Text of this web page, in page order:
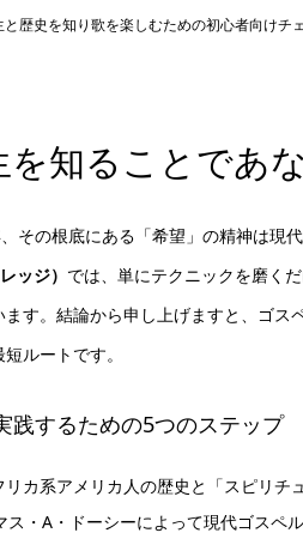
歴史を知り歌を楽しむための初心者向けチ
を知ることであ
その根底にある「希望」の精神は現
ッジ） では、単にテクニックを磨く
す。結論から申し上げますと、ゴ
ルートです。
践するための5つのステップ
カ系アメリカ人の歴史と「スピリチ
ス・A・ドーシーによって現代ゴスペ